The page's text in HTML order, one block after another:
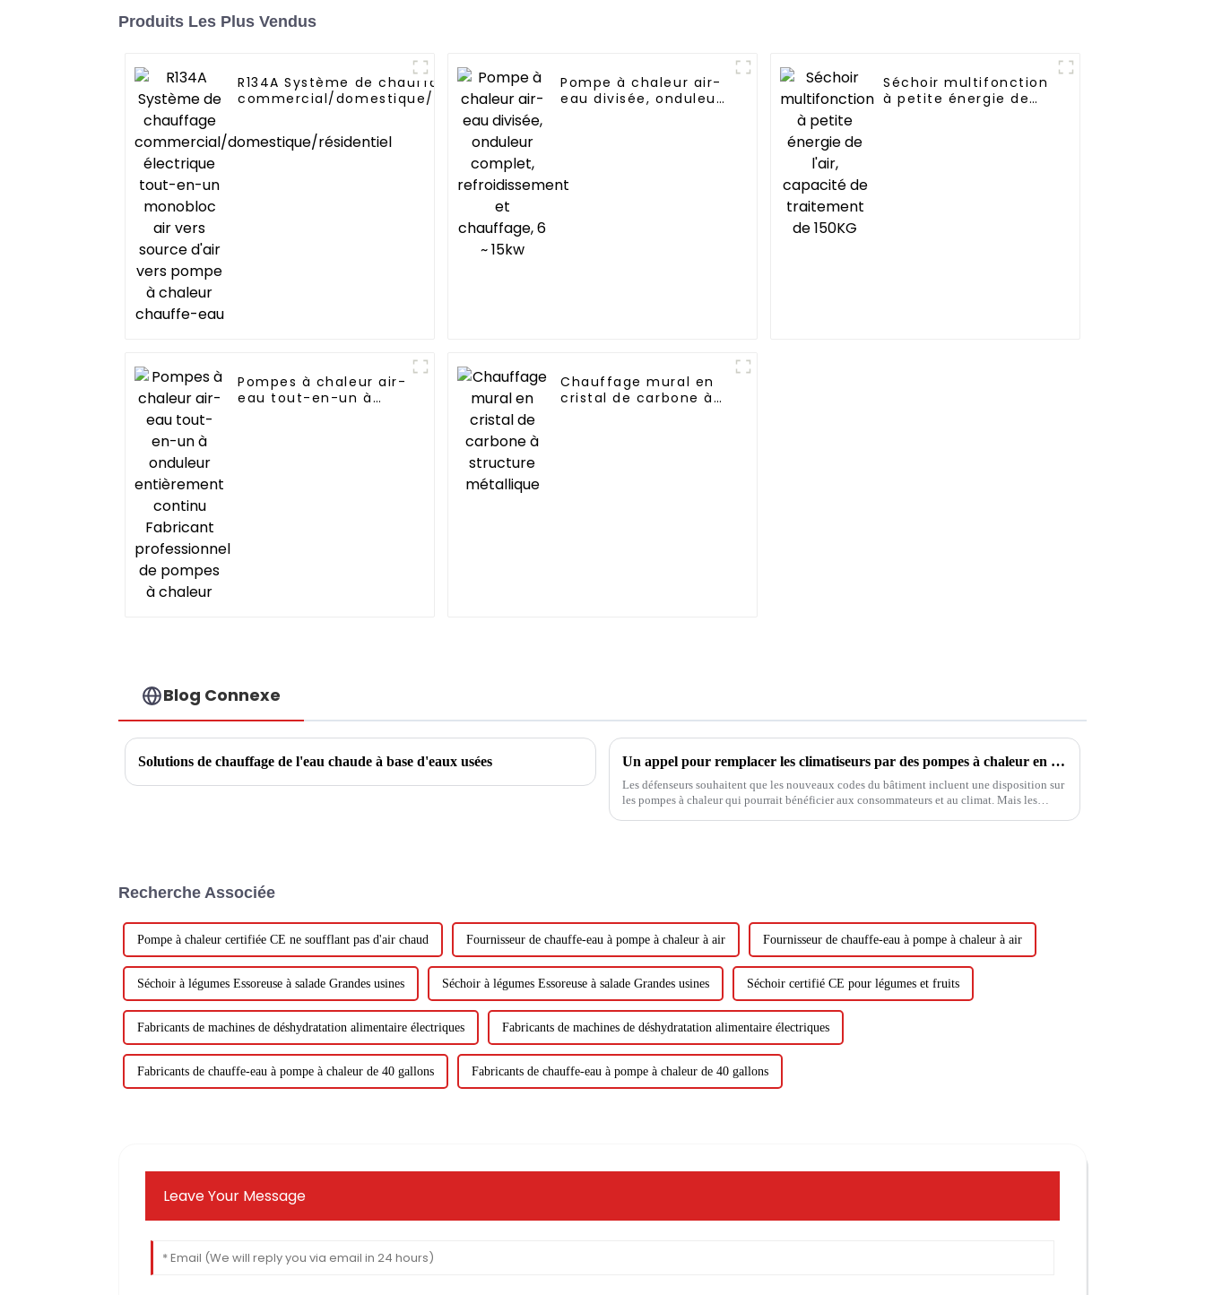
Produits Les Plus Vendus
R134A Système de chauffage
commercial/domestique/résidentiel
électrique tout-en-un monobloc air
vers source d'air vers pompe à
chaleur chauffe-eau
Pompe à chaleur air-
eau divisée, onduleur
Séchoir multifonction
à petite énergie de
Pompes à chaleur air-
eau tout-en-un à
Chauffage mural en
cristal de carbone à
Blog Connexe
Solutions de chauffage de l'eau chaude à base d'eaux usées Un appel pour remplacer les climatiseurs par des pompes à chaleur en Californie
Les défenseurs souhaitent que les nouveaux codes du bâtiment incluent une disposition sur
les pompes à chaleur qui pourrait bénéficier aux consommateurs et au climat. Mais les
Recherche Associée
Pompe à chaleur certifiée CE ne soufflant pas d'air chaud Fournisseur de chauffe-eau à pompe à chaleur à air Fournisseur de chauffe-eau à pompe à chaleur à air
Séchoir à légumes Essoreuse à salade Grandes usines Séchoir à légumes Essoreuse à salade Grandes usines Séchoir certifié CE pour légumes et fruits
Fabricants de machines de déshydratation alimentaire électriques Fabricants de machines de déshydratation alimentaire électriques
Fabricants de chauffe-eau à pompe à chaleur de 40 gallons Fabricants de chauffe-eau à pompe à chaleur de 40 gallons
Leave Your Message